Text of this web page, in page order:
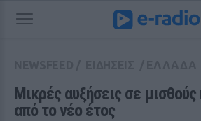
Μικρές αυξήσεις σε μισθούς
από το νέο έτος